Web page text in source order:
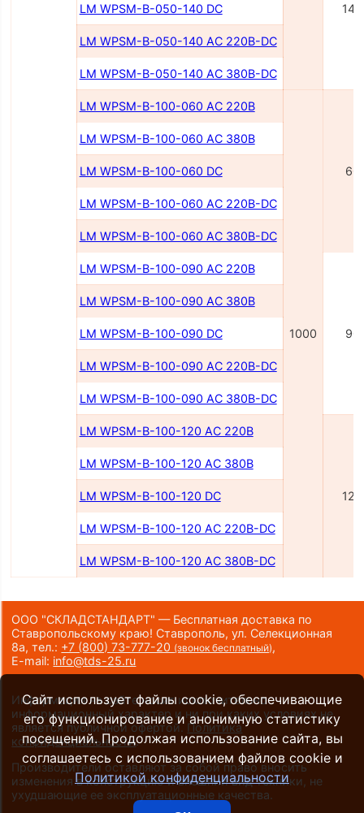
LM WPSM-B-050-140 DC
LM WPSM-B-050-140 AC 220В-DC
LM WPSM-B-050-140 AC 380В-DC
LM WPSM-B-100-060 AC 220В
1000
LM WPSM-B-100-060 AC 380В
LM WPSM-B-100-060 DC
LM WPSM-B-100-060 AC 220В-DC
LM WPSM-B-100-060 AC 380В-DC
LM WPSM-B-100-090 AC 220В
LM WPSM-B-100-090 AC 380В
LM WPSM-B-100-090 DC
LM WPSM-B-100-090 AC 220B-DC
LM WPSM-B-100-090 AC 380B-DC
LM WPSM-B-100-120 AC 220B
LM WPSM-B-100-120 AC 380B
LM WPSM-B-100-120 DC
LM WPSM-B-100-120 AC 220B-DC
LM WPSM-B-100-120 AC 380B-DC
ООО "СКЛАДСТАНДАРТ" — Бесплатная доставка по
Ставропольскому краю! Ставрополь, ул. Селекционная
8а,тел.: +7 (800) 73-777-20 (звонок бесплатный),
E-mail: info@tds-25.ru
Информация на сайте носит исключительно
информационный характер и ни при каких условиях не
является публичной офертой. Политика
конфиденциальности.
Производители оставляют за собой право вносить
изменения в конструкцию и внешний вид техники, не
ухудшающие ее эксплуатационные качества.
Сайт использует файлы cookie, обеспечивающие
его функционирование и анонимную статистику
посещений. Продолжая использование сайта, вы
соглашаетесь с использованием файлов cookie и
Политикой конфиденциальности